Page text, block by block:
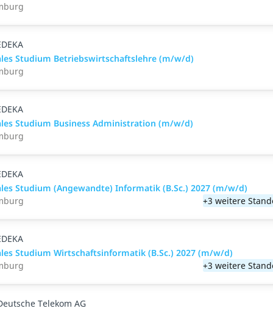
Studium Betriebswirtschaftslehre (m/w/d)
Studium Business Administration (m/w/d)
Studium (Angewandte) Informatik (B.Sc.) 2027 (m/w/d)
+3 weitere
Studium Wirtschaftsinformatik (B.Sc.) 2027 (m/w/d)
+3 weitere
Telekom AG